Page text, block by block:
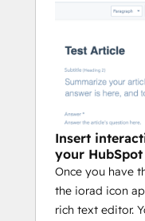
Insert
your
Once you have
the iorad icon
rich text editor.